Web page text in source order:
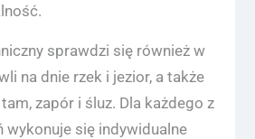
sprawdzi się również w
na dnie rzek i jezior, a także
zapór i śluz. Dla każdego z
wykonuje się indywidualne